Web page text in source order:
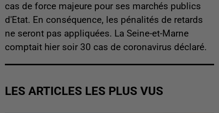
cas de force majeure pour ses marchés publics
d'Etat. En conséquence, les pénalités de retards
ne seront pas appliquées. La Seine-et-Marne
comptait hier soir 30 cas de coronavirus déclaré.
LES ARTICLES LES PLUS VUS